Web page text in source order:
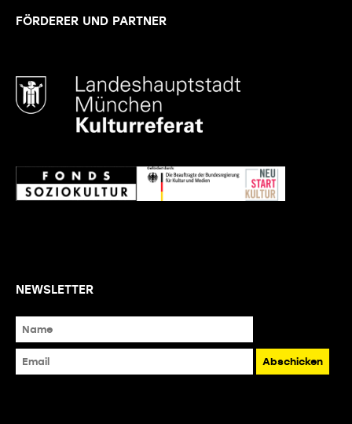
FÖRDERER UND PARTNER
NEWSLETTER